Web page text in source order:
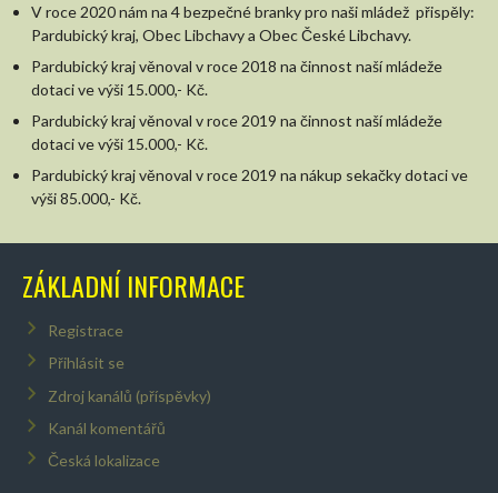
V roce 2020 nám na 4 bezpečné branky pro naši mládež přispěly:
Pardubický kraj, Obec Libchavy a Obec České Libchavy.
Pardubický kraj věnoval v roce 2018 na činnost naší mládeže
dotaci ve výši 15.000,- Kč.
Pardubický kraj věnoval v roce 2019 na činnost naší mládeže
dotaci ve výši 15.000,- Kč.
Pardubický kraj věnoval v roce 2019 na nákup sekačky dotaci ve
výši 85.000,- Kč.
ZÁKLADNÍ INFORMACE
Registrace
Přihlásit se
Zdroj kanálů (příspěvky)
Kanál komentářů
Česká lokalizace